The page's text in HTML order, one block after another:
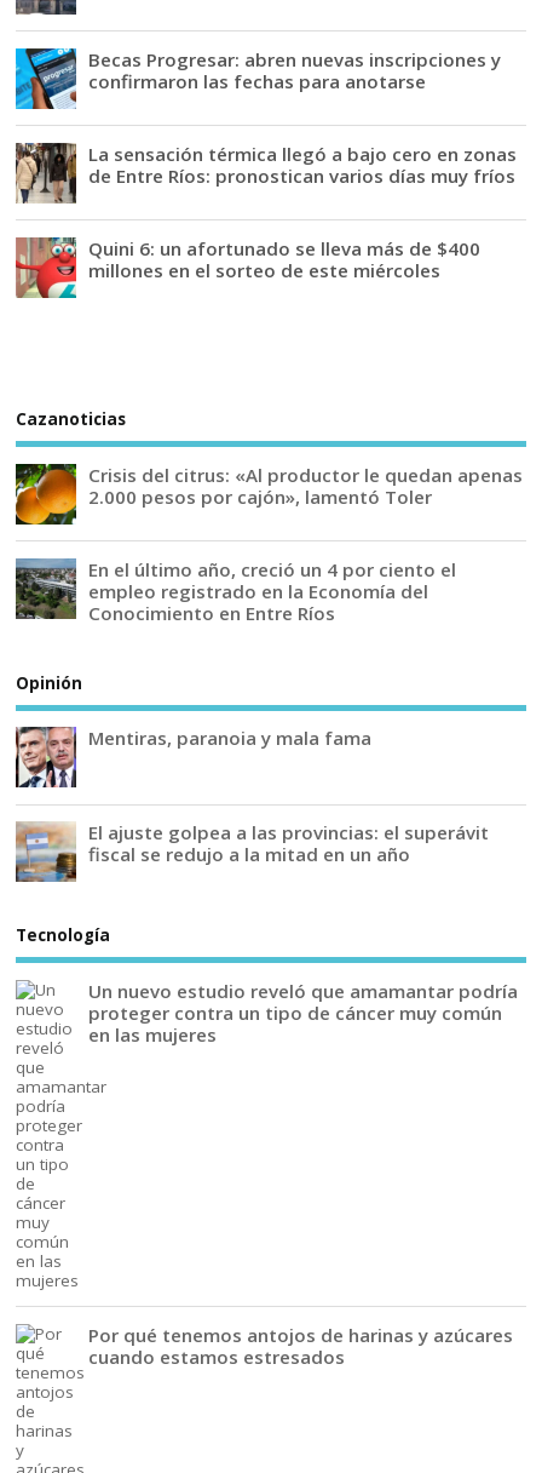
Becas Progresar: abren nuevas inscripciones y
confirmaron las fechas para anotarse
La sensación térmica llegó a bajo cero en zonas
de Entre Ríos: pronostican varios días muy fríos
Quini 6: un afortunado se lleva más de $400
millones en el sorteo de este miércoles
Cazanoticias
Crisis del citrus: «Al productor le quedan apenas
2.000 pesos por cajón», lamentó Toler
En el último año, creció un 4 por ciento el
empleo registrado en la Economía del
Conocimiento en Entre Ríos
Opinión
Mentiras, paranoia y mala fama
El ajuste golpea a las provincias: el superávit
fiscal se redujo a la mitad en un año
Tecnología
Un nuevo estudio reveló que amamantar podría
proteger contra un tipo de cáncer muy común
en las mujeres
Por qué tenemos antojos de harinas y azúcares
cuando estamos estresados